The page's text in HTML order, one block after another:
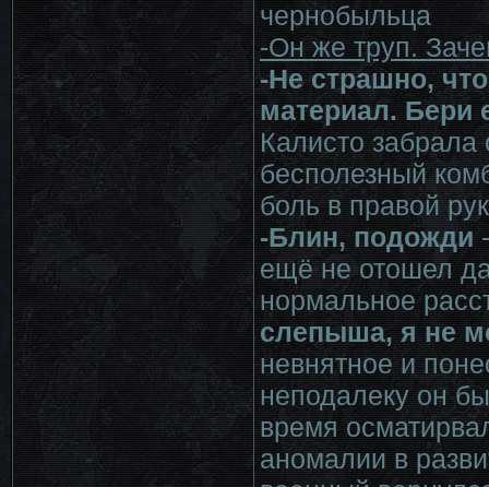
чернобыльца
-Он же труп.
-Не страшно,
материал. Бери
Калисто
бесполезный
боль в правой
-Блин, подожди-
ещё не отошел
нормальное
слепыша, я не
невнятное и
неподалеку он
время
аномалии в